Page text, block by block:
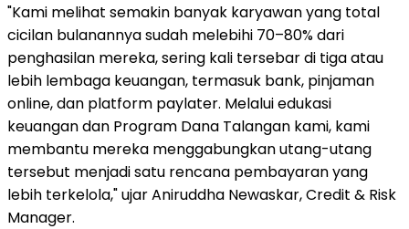
"Kami melihat semakin banyak karyawan yang total
cicilan bulanannya sudah melebihi 70–80% dari
penghasilan mereka, sering kali tersebar di tiga atau
lebih lembaga keuangan, termasuk bank, pinjaman
online, dan platform paylater. Melalui edukasi
keuangan dan Program Dana Talangan kami, kami
membantu mereka menggabungkan utang-utang
tersebut menjadi satu rencana pembayaran yang
lebih terkelola," ujar Aniruddha Newaskar, Credit & Risk
Manager.